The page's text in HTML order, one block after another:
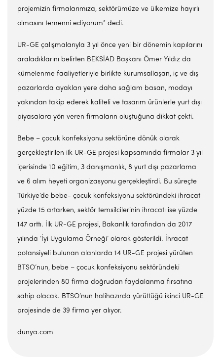
projemizin firmalarımıza, sektörümüze ve ülkemize hayırlı
olmasını temenni ediyorum” dedi.
UR-GE çalışmalarıyla 3 yıl önce yeni bir dönemin kapılarını
araladıklarını belirten BEKSİAD Başkanı Ömer Yıldız da
kümelenme faaliyetleriyle birlikte kurumsallaşan, iç ve dış
pazarlarda ayakları yere daha sağlam basan, modayı
yakından takip ederek kaliteli ve tasarım ürünlerle yurt dışı
piyasalara yön veren firmaların oluştuğuna dikkat çekti.
Bebe – çocuk konfeksiyonu sektörüne dönük olarak
gerçekleştirilen ilk UR-GE projesi kapsamında firmalar 3 yıl
içerisinde 10 eğitim, 3 danışmanlık, 8 yurt dışı pazarlama
ve 6 alım heyeti organizasyonu gerçekleştirdi. Bu süreçte
Türkiye’de bebe- çocuk konfeksiyonu sektöründeki ihracat
yüzde 15 artarken, sektör temsilcilerinin ihracatı ise yüzde
147 arttı. İlk UR-GE projesi, Bakanlık tarafından da 2017
yılında ‘İyi Uygulama Örneği’ olarak gösterildi. İhracat
potansiyeli bulunan alanlarda 14 UR-GE projesi yürüten
BTSO’nun, bebe – çocuk konfeksiyonu sektöründeki
projelerinden 80 firma doğrudan faydalanma fırsatına
sahip olacak. BTSO’nun halihazırda yürüttüğü ikinci UR-GE
projesinde de 39 firma yer alıyor.
dunya.com